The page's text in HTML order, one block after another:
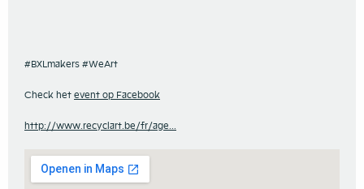
#BXLmakers #WeArt
Check hetevent op Facebook
http://www.recyclart.be/fr/age...